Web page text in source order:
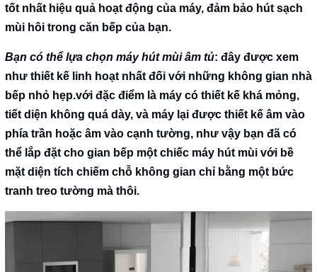
tốt nhất hiệu quả hoạt động của máy, đảm bảo hút sạch
mùi hôi trong căn bếp của bạn.
Bạn có thể lựa chọn máy hút mùi âm tủ: đây được xem
như thiết kế linh hoạt nhất đối với những không gian nhà
bếp nhỏ hẹp.với đặc điểm là máy có thiết kế khá mỏng,
tiết diện không quá dày, và máy lại được thiết kế âm vào
phía trần hoặc âm vào cạnh tường, như vậy bạn đã có
thể lắp đặt cho gian bếp một chiếc máy hút mùi với bề
mặt diện tích chiếm chỗ không gian chỉ bằng một bức
tranh treo tường mà thôi.